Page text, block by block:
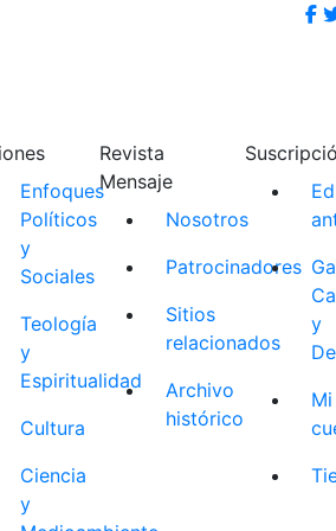
Enfoques
Políticos
y
Sociales
Teología
y
Espiritualidad
Cultura
Ciencia
y
Revista
Mensaje
Nosotros
Patrocinadores
Sitios
relacionados
Archivo
histórico
y
Mi